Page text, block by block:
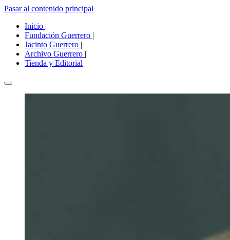
Pasar al contenido principal
Inicio |
Fundación Guerrero |
Jacinto Guerrero |
Archivo Guerrero |
Tienda y Editorial